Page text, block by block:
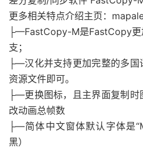
更多相关特点介绍主页：
├—FastCopy-M是FastCopy更
支；
├—汉化并支持更加完整的多
资源文件即可。
├—更换图标，且主界面复制
改动画总帧数
├—简体中文窗体默认字体是
黑）